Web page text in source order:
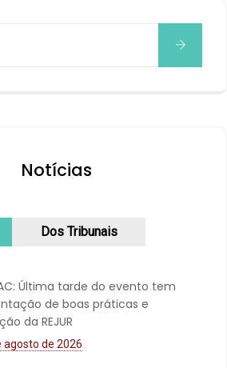
Notícias
Dos Tribunais
Última tarde do evento tem
de boas práticas e
da REJUR
agosto de 2026